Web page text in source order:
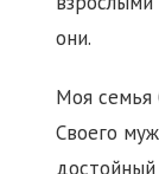
они.
Моя семья
Своего